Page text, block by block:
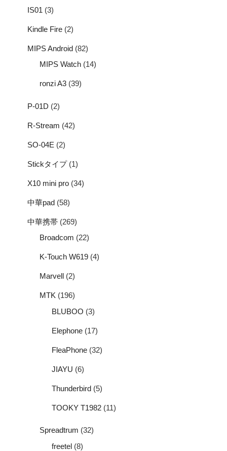
IS01 (3)
Kindle Fire (2)
MIPS Android (82)
MIPS Watch (14)
ronzi A3 (39)
P-01D (2)
R-Stream (42)
SO-04E (2)
Stickタイプ(1)
X10 mini pro (34)
中華pad (58)
中華携帯 (269)
Broadcom (22)
K-Touch W619 (4)
Marvell (2)
MTK (196)
BLUBOO (3)
Elephone (17)
FleaPhone (32)
JIAYU (6)
Thunderbird (5)
TOOKY T1982 (11)
Spreadtrum (32)
freetel (8)